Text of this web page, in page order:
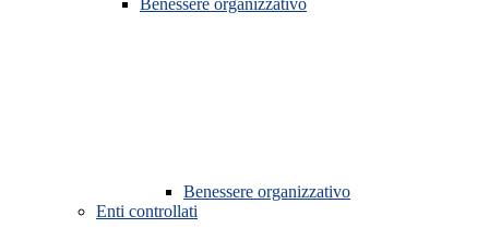
Benessere organizzativo
Benessere organizzativo
Enti controllati